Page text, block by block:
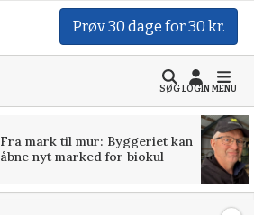
Prøv 30 dage for 30 kr.
SØGLOGINMENU
Fra mark til mur: Byggeriet kan
åbne nyt marked for biokul